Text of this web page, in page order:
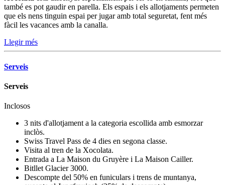
també es pot gaudir en parella. Els espais i els allotjaments permeten
que els nens tinguin espai per jugar amb total seguretat, fent més
fàcil les vacances amb la canalla.
Llegir més
Serveis
Serveis
Inclosos
3 nits d'allotjament a la categoria escollida amb esmorzar
inclòs.
Swiss Travel Pass de 4 dies en segona classe.
Visita al tren de la Xocolata.
Entrada a La Maison du Gruyère i La Maison Cailler.
Bitllet Glacier 3000.
Descompte del 50% en funiculars i trens de muntanya,